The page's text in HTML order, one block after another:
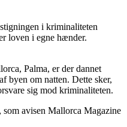
i kriminaliteten
loven i egne hænder.
Palma, er der dannet
byen om natten. Dette sker,
sig mod kriminaliteten.
avisen Mallorca Magazine